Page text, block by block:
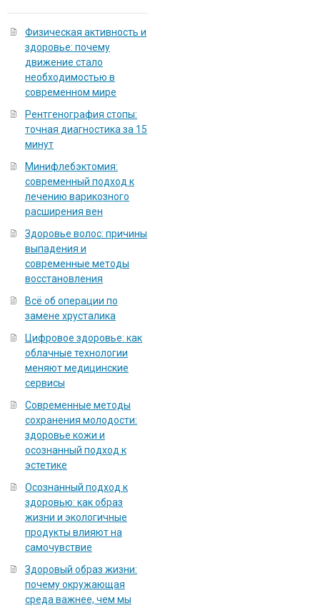
Физическая активность и
здоровье: почему
движение стало
необходимостью в
современном мире
Рентгенография стопы:
точная диагностика за 15
минут
Минифлебэктомия:
современный подход к
лечению варикозного
расширения вен
Здоровье волос: причины
выпадения и
современные методы
восстановления
Всё об операции по
замене хрусталика
Цифровое здоровье: как
облачные технологии
меняют медицинские
сервисы
Современные методы
сохранения молодости:
здоровье кожи и
осознанный подход к
эстетике
Осознанный подход к
здоровью: как образ
жизни и экологичные
продукты влияют на
самочувствие
Здоровый образ жизни:
почему окружающая
среда важнее, чем мы